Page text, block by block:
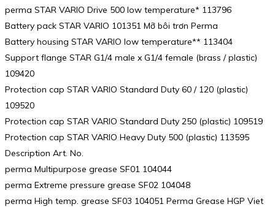
perma STAR VARIO Drive 500 low temperature* 113796
Battery pack STAR VARIO 101351 Mỡ bôi trơn Perma
Battery housing STAR VARIO low temperature** 113404
Support flange STAR G1/4 male x G1/4 female (brass / plastic)
109420
Protection cap STAR VARIO Standard Duty 60 / 120 (plastic)
109520
Protection cap STAR VARIO Standard Duty 250 (plastic) 109519
Protection cap STAR VARIO Heavy Duty 500 (plastic) 113595
Description Art. No.
perma Multipurpose grease SF01 104044
perma Extreme pressure grease SF02 104048
perma High temp. grease SF03 104051 Perma Grease HGP Viet